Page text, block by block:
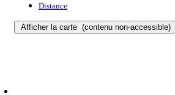
Distance
Afficher la carte (contenu non-accessible)